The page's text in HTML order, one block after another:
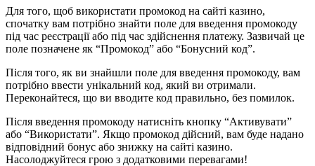
Для того, щоб використати промокод на сайті казино,
спочатку вам потрібно знайти поле для введення промокоду
під час реєстрації або під час здійснення платежу. Зазвичай це
поле позначене як “Промокод” або “Бонусний код”.
Після того, як ви знайшли поле для введення промокоду, вам
потрібно ввести унікальний код, який ви отримали.
Переконайтеся, що ви вводите код правильно, без помилок.
Після введення промокоду натисніть кнопку “Активувати”
або “Використати”. Якщо промокод дійсний, вам буде надано
відповідний бонус або знижку на сайті казино.
Насолоджуйтеся грою з додатковими перевагами!